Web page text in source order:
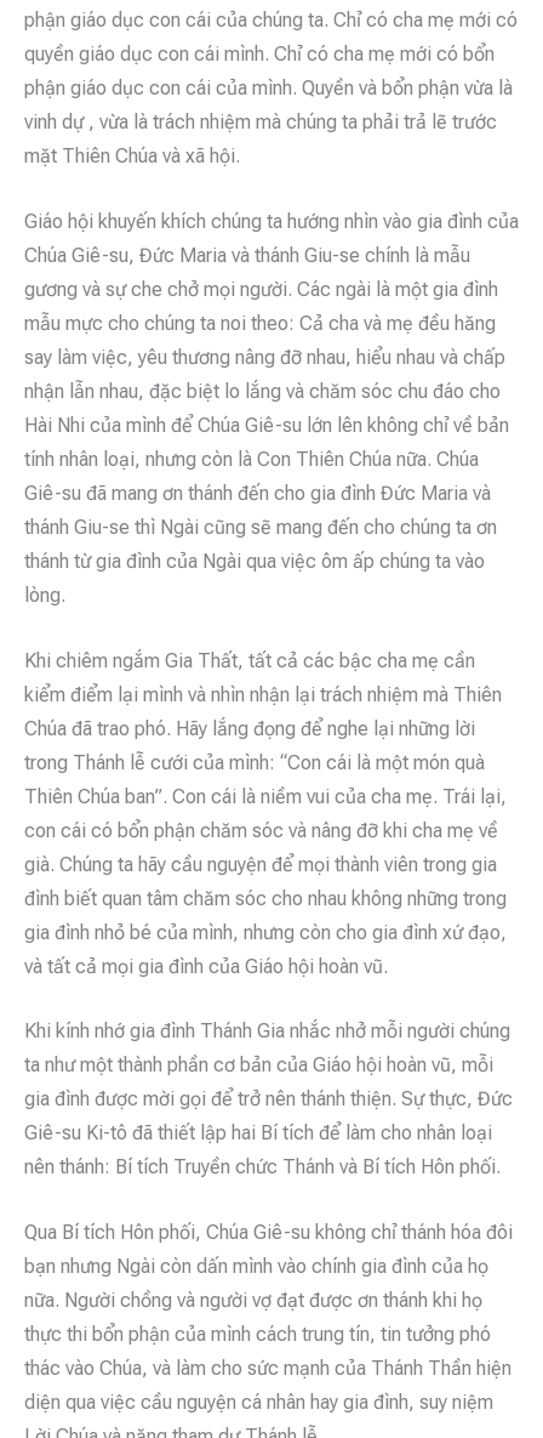
phận giáo dục con cái của chúng ta. Chỉ có cha mẹ mới có
quyền giáo dục con cái mình. Chỉ có cha mẹ mới có bổn
phận giáo dục con cái của mình. Quyền và bổn phận vừa là
vinh dự , vừa là trách nhiệm mà chúng ta phải trả lẽ trước
mặt Thiên Chúa và xã hội.
Giáo hội khuyến khích chúng ta hướng nhìn vào gia đình của
Chúa Giê-su, Đức Maria và thánh Giu-se chính là mẫu
gương và sự che chở mọi người. Các ngài là một gia đình
mẫu mực cho chúng ta noi theo: Cả cha và mẹ đều hăng
say làm việc, yêu thương nâng đỡ nhau, hiểu nhau và chấp
nhận lẫn nhau, đặc biệt lo lắng và chăm sóc chu đáo cho
Hài Nhi của mình để Chúa Giê-su lớn lên không chỉ về bản
tính nhân loại, nhưng còn là Con Thiên Chúa nữa. Chúa
Giê-su đã mang ơn thánh đến cho gia đình Đức Maria và
thánh Giu-se thì Ngài cũng sẽ mang đến cho chúng ta ơn
thánh từ gia đình của Ngài qua việc ôm ấp chúng ta vào
lòng.
Khi chiêm ngắm Gia Thất, tất cả các bậc cha mẹ cần
kiểm điểm lại mình và nhìn nhận lại trách nhiệm mà Thiên
Chúa đã trao phó. Hãy lắng đọng để nghe lại những lời
trong Thánh lễ cưới của mình: “Con cái là một món quà
Thiên Chúa ban”. Con cái là niềm vui của cha mẹ. Trái lại,
con cái có bổn phận chăm sóc và nâng đỡ khi cha mẹ về
già. Chúng ta hãy cầu nguyện để mọi thành viên trong gia
đình biết quan tâm chăm sóc cho nhau không những trong
gia đình nhỏ bé của mình, nhưng còn cho gia đình xứ đạo,
và tất cả mọi gia đình của Giáo hội hoàn vũ.
Khi kính nhớ gia đình Thánh Gia nhắc nhở mỗi người chúng
ta như một thành phần cơ bản của Giáo hội hoàn vũ, mỗi
gia đình được mời gọi để trở nên thánh thiện. Sự thực, Đức
Giê-su Ki-tô đã thiết lập hai Bí tích để làm cho nhân loại
nên thánh: Bí tích Truyền chức Thánh và Bí tích Hôn phối.
Qua Bí tích Hôn phối, Chúa Giê-su không chỉ thánh hóa đôi
bạn nhưng Ngài còn dấn mình vào chính gia đình của họ
nữa. Người chồng và người vợ đạt được ơn thánh khi họ
thực thi bổn phận của mình cách trung tín, tin tưởng phó
thác vào Chúa, và làm cho sức mạnh của Thánh Thần hiện
diện qua việc cầu nguyện cá nhân hay gia đình, suy niệm